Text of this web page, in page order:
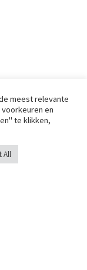
meest relevante
en
te klikken,
All